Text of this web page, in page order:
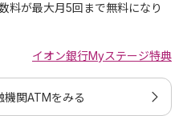
万円
0円～
100万円
料が最大月5回まで無料になり
イオン銀行Myステージ特典
機関ATMをみる